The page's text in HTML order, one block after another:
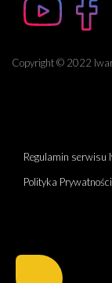
Copyright © 2022
Regulamin serwisu
Polityka Prywatności